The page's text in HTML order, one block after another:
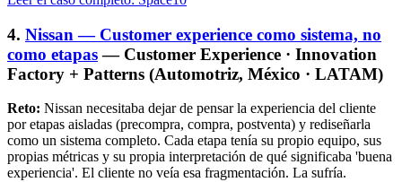
4. Nissan — Customer experience como sistema, no
como etapas— Customer Experience · Innovation
Factory + Patterns (Automotriz, México · LATAM)
Reto: Nissan necesitaba dejar de pensar la experiencia del cliente
por etapas aisladas (precompra, compra, postventa) y rediseñarla
como un sistema completo. Cada etapa tenía su propio equipo, sus
propias métricas y su propia interpretación de qué significaba 'buena
experiencia'. El cliente no veía esa fragmentación. La sufría.